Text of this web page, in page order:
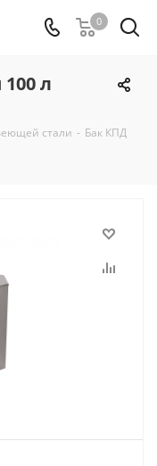
0
л
стали - Бак КПД